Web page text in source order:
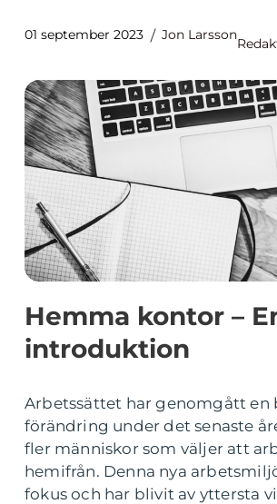
01 september 2023 Jon Larsson
Hemma kontor –
introduktion
Arbetssättet har genomgått en
förändring under det senaste
fler människor som väljer att
hemifrån. Denna nya
fokus och har blivit av yttersta